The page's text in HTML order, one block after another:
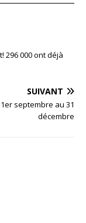
296 000 ont déjà
SUIVANT
septembre au 31
décembre